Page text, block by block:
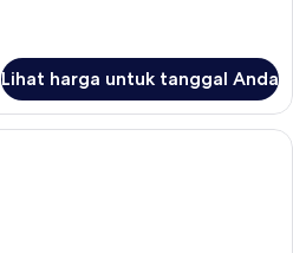
Lihat harga untuk tanggal Anda
Kamar Double Superior | Meja